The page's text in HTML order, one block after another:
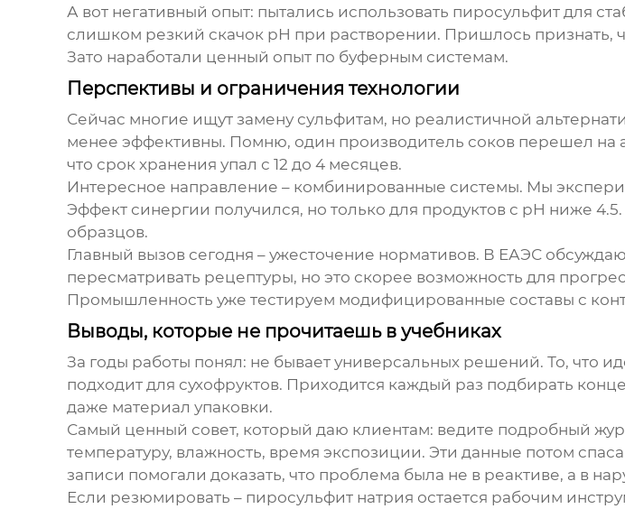
А вот негативный опыт: пытались использовать пиросульфит для
слишком резкий скачок pH при растворении. Пришлось признать,
Зато наработали ценный опыт по буферным системам.
Перспективы и ограничения технологии
Сейчас многие ищут замену сульфитам, но реалистичной
менее эффективны. Помню, один производитель соков перешел на
что срок хранения упал с 12 до 4 месяцев.
Интересное направление – комбинированные системы. Мы
Эффект синергии получился, но только для продуктов с pH ниже
образцов.
Главный вызов сегодня – ужесточение нормативов. В ЕАЭС
пересматривать рецептуры, но это скорее возможность для
Промышленность уже тестируем модифицированные составы с
Выводы, которые не прочитаешь в учебниках
За годы работы понял: не бывает универсальных решений. То, что
подходит для сухофруктов. Приходится каждый раз подбирать
даже материал упаковки.
Самый ценный совет, который даю клиентам: ведите подробный
температуру, влажность, время экспозиции. Эти данные потом
записи помогали доказать, что проблема была не в реактиве, а в
Если резюмировать – пиросульфит натрия остается рабочим